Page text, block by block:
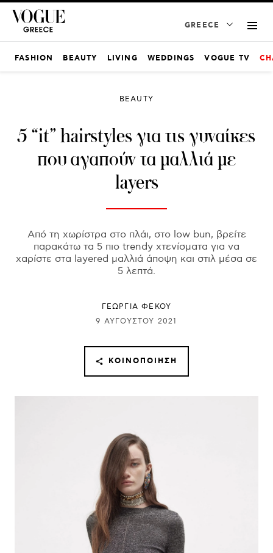
GREECE
FASHION BEAUTY LIVING WEDDINGS VOGUE TV
BEAUTY
5 “it” hairstyles για τις γυναίκες
που αγαπούν τα μαλλιά με
layers
Από τη χωρίστρα στο πλάι, στο low bun, βρείτε
παρακάτω τα 5 πιο trendy χτενίσματα για να
χαρίστε στα layered μαλλιά άποψη και στιλ μέσα σε
5 λεπτά.
ΓΕΩΡΓΙΑ ΦΕΚΟΥ
9 ΑΥΓΟΎΣΤΟΥ 2021
ΚΟΙΝΟΠΟΊΗΣΗ